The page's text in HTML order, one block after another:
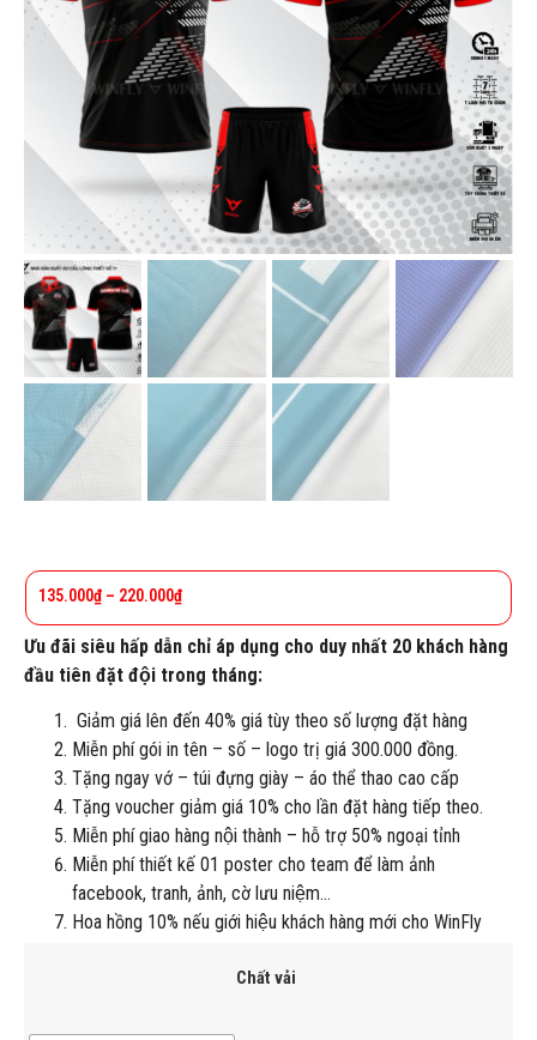
135.000₫ – 220.000₫
Ưu đãi siêu hấp dẫn chỉ áp dụng cho duy nhất 20 khách hàng
đầu tiên đặt đội trong tháng:
Giảm giá lên đến 40% giá tùy theo số lượng đặt hàng
Miễn phí gói in tên – số – logo trị giá 300.000 đồng.
Tặng ngay vớ – túi đựng giày – áo thể thao cao cấp
Tặng voucher giảm giá 10% cho lần đặt hàng tiếp theo.
Miễn phí giao hàng nội thành – hỗ trợ 50% ngoại tỉnh
Miễn phí thiết kế 01 poster cho team để làm ảnh
facebook, tranh, ảnh, cờ lưu niệm…
Hoa hồng 10% nếu giới hiệu khách hàng mới cho WinFly
Chất vải